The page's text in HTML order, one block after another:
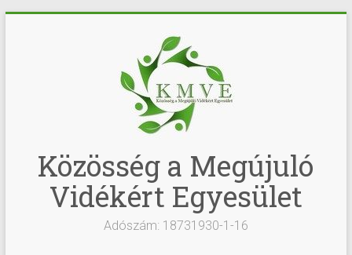
Közösség a Megújuló
Vidékért Egyesület
Adószám: 18731930-1-16